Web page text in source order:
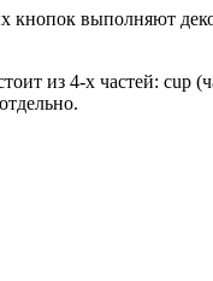
кнопок выполняют
из 4-х частей: cup